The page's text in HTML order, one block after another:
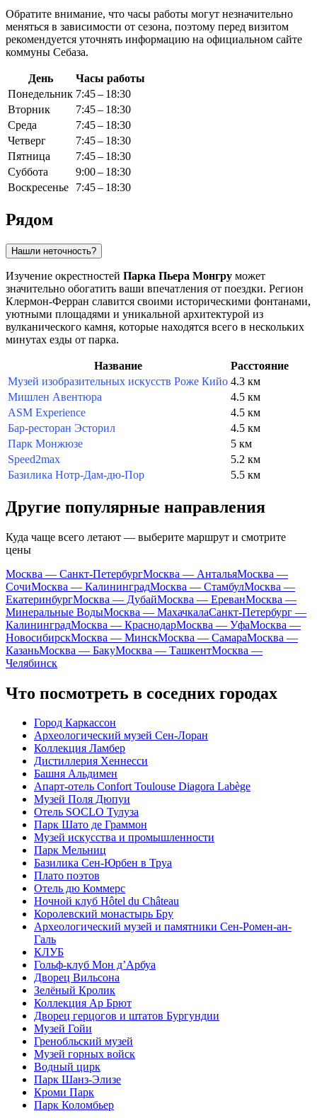
Обратите внимание, что часы работы могут незначительно
меняться в зависимости от сезона, поэтому перед визитом
рекомендуется уточнять информацию на официальном сайте
коммуны Себаза.
День
Часы работы
Понедельник 7:45 – 18:30
Вторник
7:45 – 18:30
Среда
7:45 – 18:30
Четверг
7:45 – 18:30
Пятница
7:45 – 18:30
Суббота
9:00 – 18:30
Воскресенье
7:45 – 18:30
Рядом
Нашли неточность?
Изучение окрестностей Парка Пьера Монгру может
значительно обогатить ваши впечатления от поездки. Регион
Клермон-Ферран славится своими историческими фонтанами,
уютными площадями и уникальной архитектурой из
вулканического камня, которые находятся всего в нескольких
минутах езды от парка.
Название
Расстояние
Музей изобразительных искусств Роже Кийо 4.3 км
Мишлен Авентюра
4.5 км
ASM Experience
4.5 км
Бар-ресторан Эсторил
4.5 км
Парк Монжюзе
5 км
Speed2max
5.2 км
Базилика Нотр-Дам-дю-Пор
5.5 км
Другие популярные направления
Куда чаще всего летают — выберите маршрут и смотрите
цены
Москва — Санкт-ПетербургМосква — АнтальяМосква —
СочиМосква — КалининградМосква — СтамбулМосква —
ЕкатеринбургМосква — ДубайМосква — ЕреванМосква —
Минеральные ВодыМосква — МахачкалаСанкт-Петербург —
КалининградМосква — КраснодарМосква — УфаМосква —
НовосибирскМосква — МинскМосква — СамараМосква —
КазаньМосква — БакуМосква — ТашкентМосква —
Челябинск
Что посмотреть в соседних городах
Город Каркассон
Археологический музей Сен-Лоран
Коллекция Ламбер
Дистиллерия Хеннесси
Башня Альдимен
Апарт-отель Confort Toulouse Diagora Labège
Музей Поля Дюпуи
Отель SOCLO Тулуза
Парк Шато де Граммон
Музей искусства и промышленности
Парк Мельниц
Базилика Сен-Юрбен в Труа
Плато поэтов
Отель дю Коммерс
Ночной клуб Hôtel du Château
Королевский монастырь Бру
Археологический музей и памятники Сен-Ромен-ан-
Галь
КЛУБ
Гольф-клуб Мон д’Арбуа
Дворец Вильсона
Зелёный Кролик
Коллекция Ар Брют
Дворец герцогов и штатов Бургундии
Музей Гойи
Гренобльский музей
Музей горных войск
Водный цирк
Парк Шанз-Элизе
Кроми Парк
Парк Коломбьер